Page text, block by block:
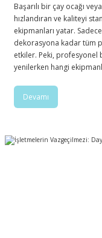
Başarılı bir çay ocağı
hızlandıran ve kaliteyi
ekipmanları yatar.
dekorasyona kadar tüm
etkiler. Peki, profesyonel
yenilerken hangi
Devamı